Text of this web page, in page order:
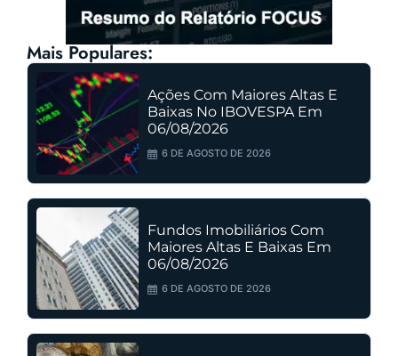
Mais Populares:
Ações Com Maiores Altas E
Baixas No IBOVESPA Em
06/08/2026
6 DE AGOSTO DE 2026
Fundos Imobiliários Com
Maiores Altas E Baixas Em
06/08/2026
6 DE AGOSTO DE 2026